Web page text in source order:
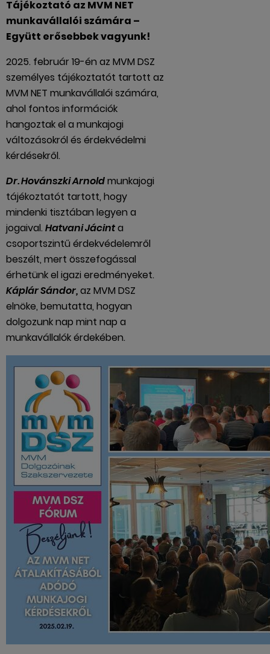
Tájékoztató az MVM NET
munkavállalói számára –
Együtt erősebbek vagyunk!
2025. február 19-én az MVM DSZ
személyes tájékoztatót tartott az
MVM NET munkavállalói számára,
ahol fontos információk
hangoztak el a munkajogi
változásokról és érdekvédelmi
kérdésekről.
Dr. Hovánszki Arnoldmunkajogi
tájékoztatót tartott, hogy
mindenki tisztában legyen a
jogaival. Hatvani Jácinta
csoportszintű érdekvédelemről
beszélt, mert összefogással
érhetünk el igazi eredményeket.
Káplár Sándor,az MVM DSZ
elnöke, bemutatta, hogyan
dolgozunk nap mint nap a
munkavállalók érdekében.